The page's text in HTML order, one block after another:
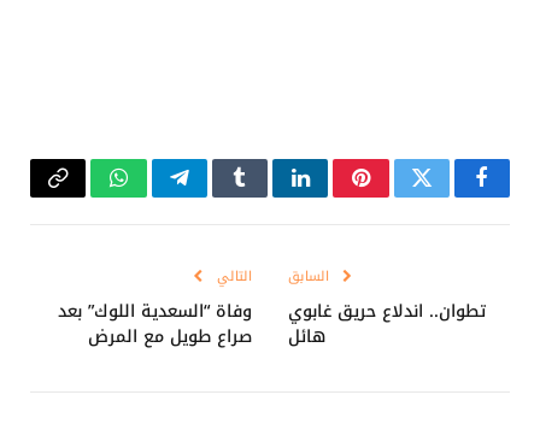
فيسبوكتويتر بينتيريستلينكدإنTumblrتيلقرامواتسابCopy
السابق
تطوان.. اندلاع حريق غابوي
هائل
التالي
وفاة “السعدية اللوك” بعد
صراع طويل مع المرض